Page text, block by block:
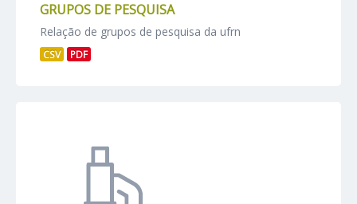
GRUPOS DE PESQUISA
Relação de grupos de pesquisa da ufrn
CSV PDF